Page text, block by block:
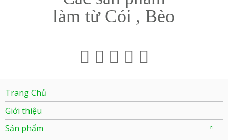
Trang Chủ
Giới thiệu
Sản phẩm